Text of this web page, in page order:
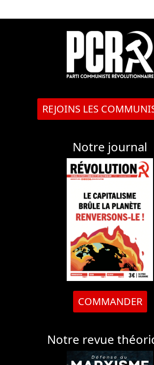
REJOINS LES
Notre journal
COMMANDER
Notre revue